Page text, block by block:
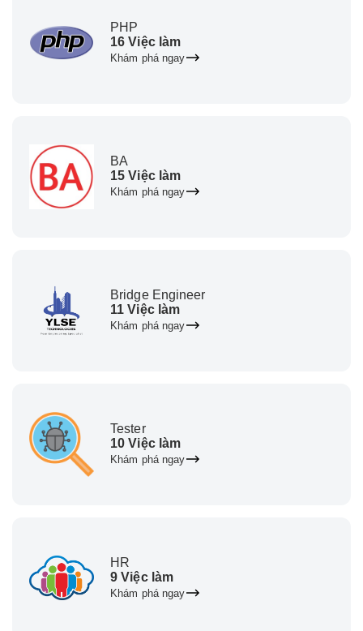
PHP
16 Việc làm
Khám phá ngay
BA
15 Việc làm
Khám phá ngay
Bridge Engineer
11 Việc làm
Khám phá ngay
Tester
10 Việc làm
Khám phá ngay
HR
9 Việc làm
Khám phá ngay